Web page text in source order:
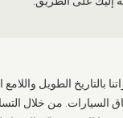
بالتاريخ الطويل
السيارات. من خلال